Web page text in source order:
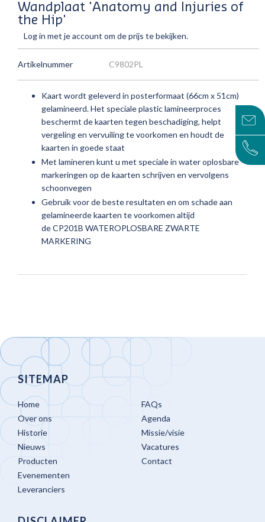
Wandplaat 'Anatomy and Injuries of
the Hip'
Log in met je account om de prijs te bekijken.
Artikelnummer C9802PL
Kaart wordt geleverd in posterformaat (66cm x 51cm)
gelamineerd.Het speciale plastic lamineerproces
beschermt de kaarten tegen beschadiging, helpt
vergeling en vervuiling te voorkomen en houdt de
kaarten in goede staat
Met lamineren kunt u met speciale in water oplosbare
markeringen op de kaarten schrijven en vervolgens
schoonvegen
Gebruik voor de beste resultaten en om schade aan
gelamineerde kaarten te voorkomen altijd
deCP201B WATEROPLOSBARE ZWARTE
MARKERING
SITEMAP
Home
Over ons
Historie
Nieuws
Producten
Evenementen
Leveranciers
FAQs
Agenda
Missie/visie
Vacatures
Contact